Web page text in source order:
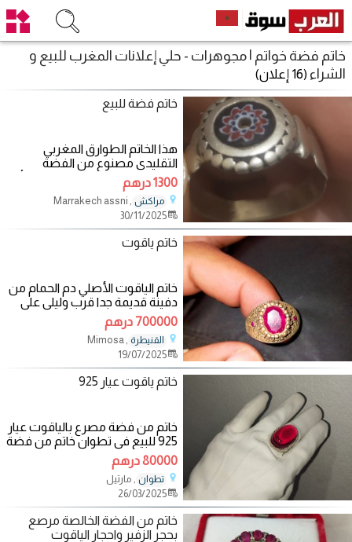
خاتم فضة خواتم | مجوهرات - حلي إعلانات المغرب للبيع و
الشراء (16 إعلان)
خاتم فضة للبيع
هذا الخاتم الطوارق المغربي
التقليدي مصنوع من الفضة
ومُرصّع بخرزة شيفرون زجاجية (أو
"الشريعة")، وهو
1300 درهم
مراكش , Marrakech assni
30/11/2025
خاتم ياقوت
خاتم الياقوت الأصلي دم الحمام من
دفينة قديمة جدا قرب وليلي على
خاتم فضة
700000 درهم
القنيطرة , Mimosa
19/07/2025
خاتم ياقوت عيار 925
خاتم من فضة مصرع بالياقوت عيار
925 للبيع في تطوان خاتم من فضة
تطوان
80000 درهم
تطوان , مارتيل
26/03/2025
خاتم من الفضة الخالصة مرصع
بحجر الزفير واحجار الياقوت